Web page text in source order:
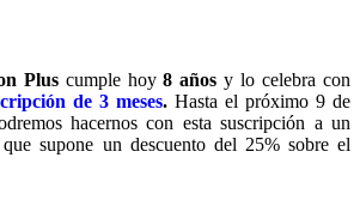
Pluscumple hoy8 años y lo celebra con
de 3 meses. Hasta el próximo 9 de
hacernos con esta suscripción a un
supone un descuento del 25% sobre el